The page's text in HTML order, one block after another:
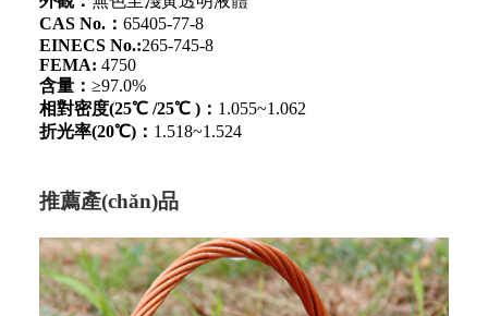
CAS No.： 65405-77-8
EINECS No.:265-745-8
FEMA: 4750
含量： ≥97.0%
相對密度(25℃ /25℃ )： 1.055~1.062
折光率(20℃)： 1.518~1.524
推薦產(chǎn)品